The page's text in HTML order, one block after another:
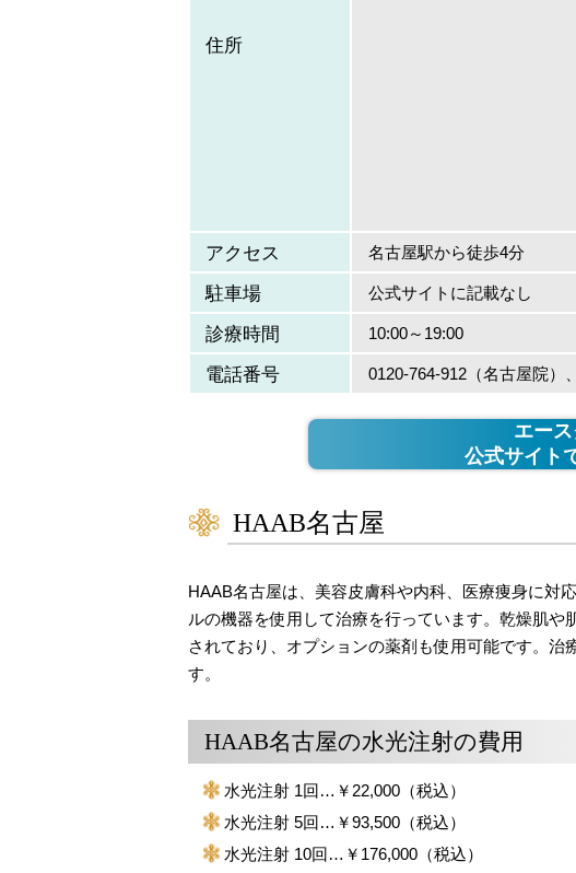
住所
アクセス 名古屋駅から徒歩4分
駐車場 公式サイトに記載なし
診療時間 10:00～19:00
電話番号 0120-764-912（名古屋院）
エー
公式サイト
HAAB名古屋
HAAB名古屋は、美容皮膚科や内科、医療痩身に対
ルの機器を使用して治療を行っています。乾燥肌
されており、オプションの薬剤も使用可能です。
す。
HAAB名古屋の水光注射の費用
水光注射 1回…￥22,000（税込）
水光注射 5回…￥93,500（税込）
水光注射 10回…￥176,000（税込）